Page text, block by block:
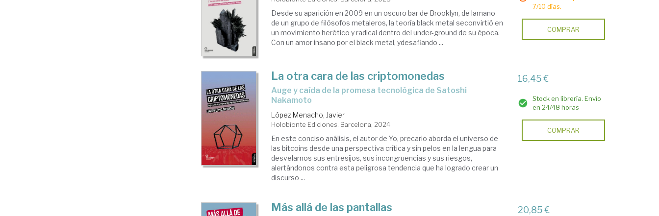
Desde su aparición en 2009 en un oscuro bar de Brooklyn, de lamano
de un grupo de filósofos metaleros, la teoría black metal seconvirtió en
un movimiento herético y radical dentro del under-ground de su época.
Con un amor insano por el black metal, ydesafiando ...
7/10 días.
COMPRAR
La otra cara de las criptomonedas
auge y caída de la promesa tecnológica de Satoshi
Nakamoto
López Menacho, Javier
Holobionte Ediciones. Barcelona, 2024
En este conciso análisis, el autor de Yo, precario aborda el universo de
las bitcoins desde una perspectiva crítica y sin pelos en la lengua para
desvelarnos sus entresijos, sus incongruencias y sus riesgos,
alertándonos contra esta peligrosa tendencia que ha logrado crear un
discurso ...
16,45 €
Stock en librería. Envío
en 24/48 horas
COMPRAR
Más allá de las pantallas 20,85 €